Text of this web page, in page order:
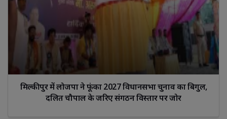
मिल्कीपुर में लोजपा ने फूंका 2027 विधानसभा चुनाव का बिगुल,
दलित चौपाल के जरिए संगठन विस्तार पर जोर